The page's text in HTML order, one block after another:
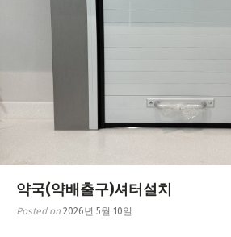
약국(약배출구)셔터설치
Posted on 2026년 5월 10일